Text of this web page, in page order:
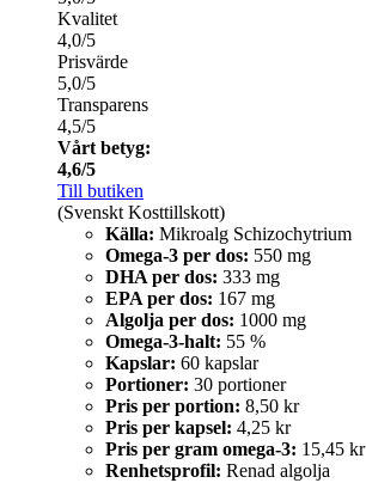
Kvalitet
4,0/5
Prisvärde
5,0/5
Transparens
4,5/5
Vårt betyg:
4,6/5
Till butiken
(Svenskt Kosttillskott)
Källa: Mikroalg Schizochytrium
Omega-3 per dos: 550 mg
DHA per dos: 333 mg
EPA per dos: 167 mg
Algolja per dos: 1000 mg
Omega-3-halt: 55 %
Kapslar: 60 kapslar
Portioner: 30 portioner
Pris per portion: 8,50 kr
Pris per kapsel: 4,25 kr
Pris per gram omega-3: 15,45 kr
Renhetsprofil: Renad algolja